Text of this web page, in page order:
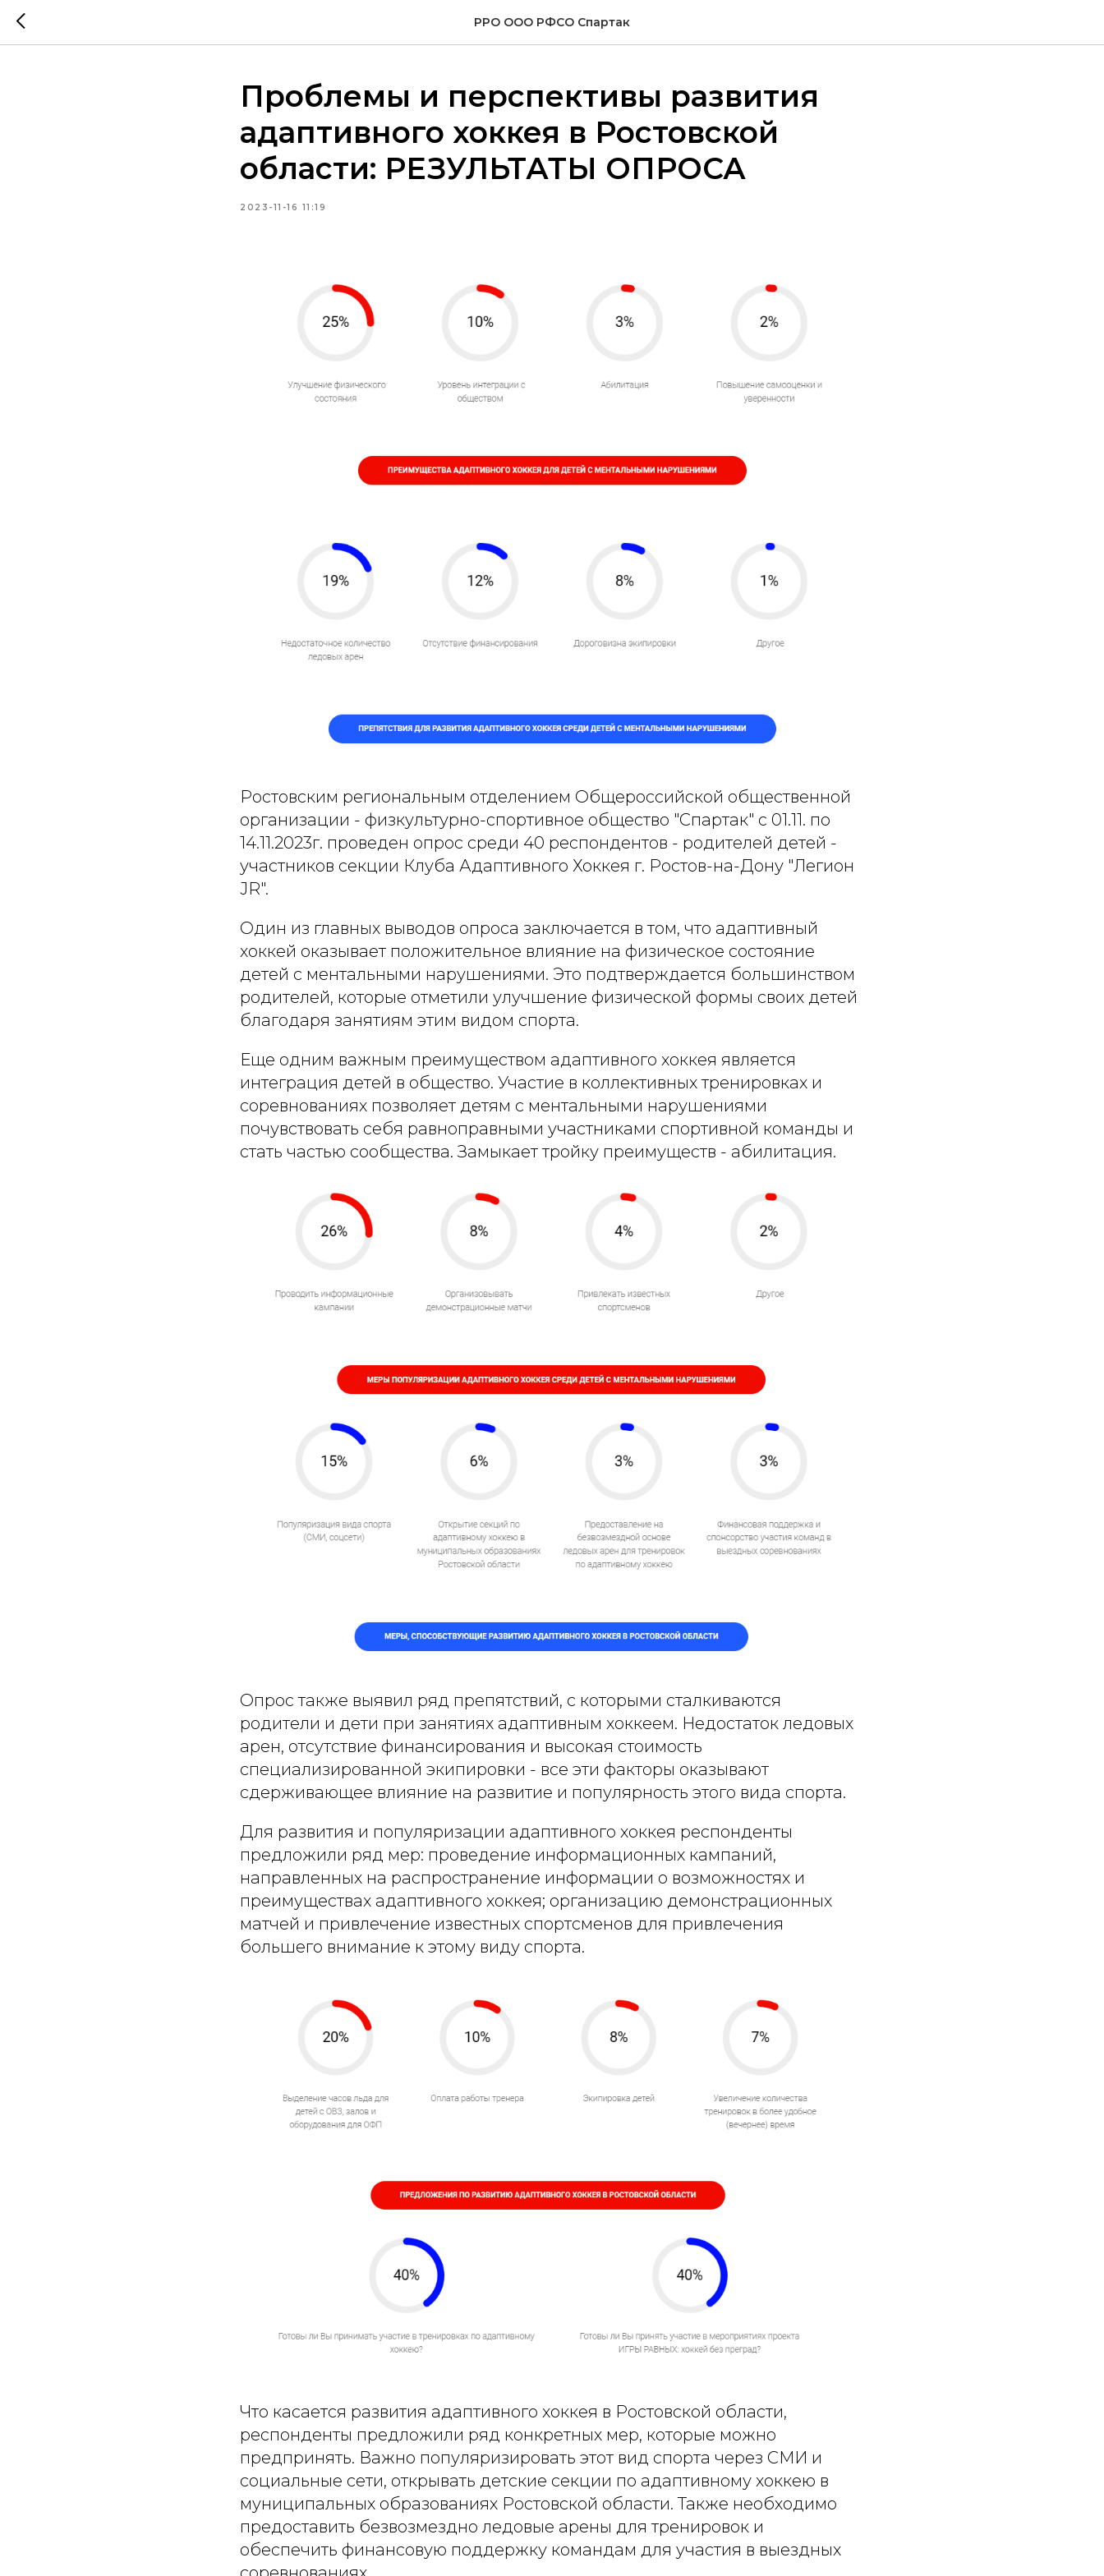
РРО ООО РФСО Спартак
Проблемы и перспективы развития
адаптивного хоккея в Ростовской
области: РЕЗУЛЬТАТЫ ОПРОСА
2023-11-16 11:19
Ростовским региональным отделением Общероссийской общественной
организации - физкультурно-спортивное общество "Спартак" с 01.11. по
14.11.2023г. проведен опрос среди 40 респондентов - родителей детей -
участников секции Клуба Адаптивного Хоккея г. Ростов-на-Дону "Легион
JR".
Один из главных выводов опроса заключается в том, что адаптивный
хоккей оказывает положительное влияние на физическое состояние
детей с ментальными нарушениями. Это подтверждается большинством
родителей, которые отметили улучшение физической формы своих детей
благодаря занятиям этим видом спорта.
Еще одним важным преимуществом адаптивного хоккея является
интеграция детей в общество. Участие в коллективных тренировках и
соревнованиях позволяет детям с ментальными нарушениями
почувствовать себя равноправными участниками спортивной команды и
стать частью сообщества. Замыкает тройку преимуществ - абилитация.
Опрос также выявил ряд препятствий, с которыми сталкиваются
родители и дети при занятиях адаптивным хоккеем. Недостаток ледовых
арен, отсутствие финансирования и высокая стоимость
специализированной экипировки - все эти факторы оказывают
сдерживающее влияние на развитие и популярность этого вида спорта.
Для развития и популяризации адаптивного хоккея респонденты
предложили ряд мер: проведение информационных кампаний,
направленных на распространение информации о возможностях и
преимуществах адаптивного хоккея; организацию демонстрационных
матчей и привлечение известных спортсменов для привлечения
большего внимание к этому виду спорта.
Что касается развития адаптивного хоккея в Ростовской области,
респонденты предложили ряд конкретных мер, которые можно
предпринять. Важно популяризировать этот вид спорта через СМИ и
социальные сети, открывать детские секции по адаптивному хоккею в
муниципальных образованиях Ростовской области. Также необходимо
предоставить безвозмездно ледовые арены для тренировок и
обеспечить финансовую поддержку командам для участия в выездных